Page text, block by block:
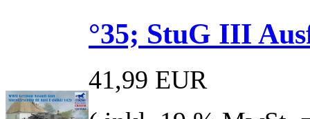
°35; StuG III
41,99 EUR